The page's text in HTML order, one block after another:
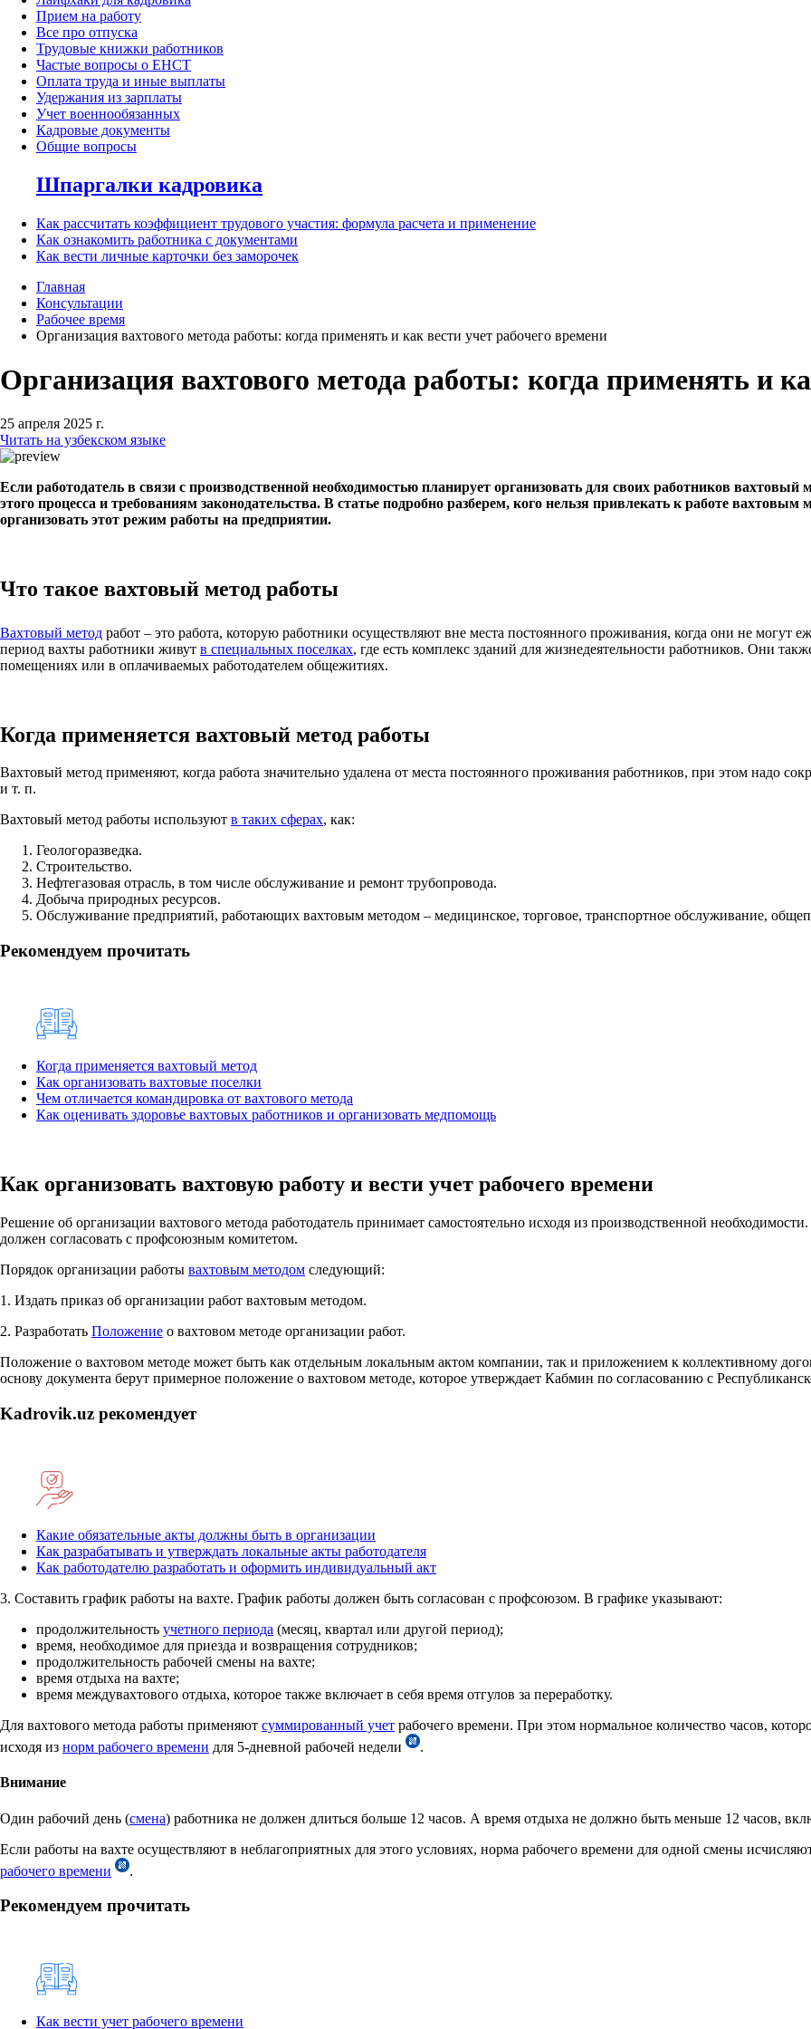
Прием на работу
Все про отпуска
Трудовые книжки работников
Частые вопросы о ЕНСТ
Оплата труда и иные выплаты
Удержания из зарплаты
Учет военнообязанных
Кадровые документы
Общие вопросы
Шпаргалки кадровика
Как рассчитать коэффициент трудового участия: формула расчета и применение
Как ознакомить работника с документами
Как вести личные карточки без заморочек
Главная
Консультации
Рабочее время
Организация вахтового метода работы: когда применять и как вести учет рабочего времени
Организация вахтового метода работы: когда применять и
25 апреля 2025 г.
Читать на узбекском языке
Если работодатель в связи с производственной необходимостью планирует организовать для своих работников
этого процесса и требованиям законодательства. В статье подробно разберем, кого нельзя привлекать к работе
организовать этот режим работы на предприятии.
Что такое вахтовый метод работы
Вахтовый метод работ – это работа, которую работники осуществляют вне места постоянного проживания, когда они не могут
период вахты работники живут в специальных поселках, где есть комплекс зданий для жизнедеятельности работников. Они
помещениях или в оплачиваемых работодателем общежитиях.
Когда применяется вахтовый метод работы
Вахтовый метод применяют, когда работа значительно удалена от места постоянного проживания работников, при этом надо
и т. п.
Вахтовый метод работы используют в таких сферах, как:
Геологоразведка.
Строительство.
Нефтегазовая отрасль, в том числе обслуживание и ремонт трубопровода.
Добыча природных ресурсов.
Обслуживание предприятий, работающих вахтовым методом – медицинское, торговое, транспортное обслуживание,
Рекомендуем прочитать
Когда применяется вахтовый метод
Как организовать вахтовые поселки
Чем отличается командировка от вахтового метода
Как оценивать здоровье вахтовых работников и организовать медпомощь
Как организовать вахтовую работу и вести учет рабочего времени
Решение об организации вахтового метода работодатель принимает самостоятельно исходя из производственной
должен согласовать с профсоюзным комитетом.
Порядок организации работы вахтовым методом следующий:
1. Издать приказ об организации работ вахтовым методом.
2. Разработать Положение о вахтовом методе организации работ.
Положение о вахтовом методе может быть как отдельным локальным актом компании, так и приложением к коллективному
основу документа берут примерное положение о вахтовом методе, которое утверждает Кабмин по согласованию с
Kadrovik.uz рекомендует
Какие обязательные акты должны быть в организации
Как разрабатывать и утверждать локальные акты работодателя
Как работодателю разработать и оформить индивидуальный акт
3. Составить график работы на вахте. График работы должен быть согласован с профсоюзом. В графике указывают:
продолжительность учетного периода (месяц, квартал или другой период);
время, необходимое для приезда и возвращения сотрудников;
продолжительность рабочей смены на вахте;
время отдыха на вахте;
время междувахтового отдыха, которое также включает в себя время отгулов за переработку.
Для вахтового метода работы применяют суммированный учет рабочего времени. При этом нормальное количество часов,
исходя из норм рабочего времени для 5-дневной рабочей недели .
Внимание
Один рабочий день (смена) работника не должен длиться больше 12 часов. А время отдыха не должно быть меньше 12 часов,
Если работы на вахте осуществляют в неблагоприятных для этого условиях, норма рабочего времени для одной смены
рабочего времени
.
Рекомендуем прочитать
Как вести учет рабочего времени